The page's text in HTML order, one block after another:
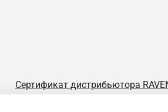
Сертификат дистрибьютора